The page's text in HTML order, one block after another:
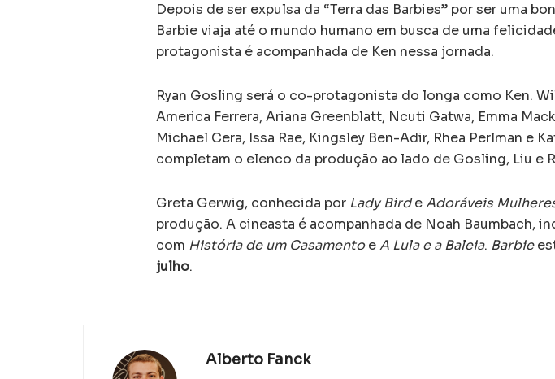
Depois de ser expulsa da “Terra das Barbies” por ser uma
Barbie viaja até o mundo humano em busca de uma
protagonista é acompanhada de Ken nessa jornada.
Ryan Gosling será o co-protagonista do longa como Ken.
America Ferrera, Ariana Greenblatt, Ncuti Gatwa, Emma
Michael Cera, Issa Rae, Kingsley Ben-Adir, Rhea Perlman e
completam o elenco da produção ao lado de Gosling, Liu e
Greta Gerwig, conhecida por Lady BirdeAdoráveis
produção. A cineasta é acompanhada de Noah Baumbach,
com História de um CasamentoeA Lula e a Baleia. Barbie
julho.
Alberto Fanck